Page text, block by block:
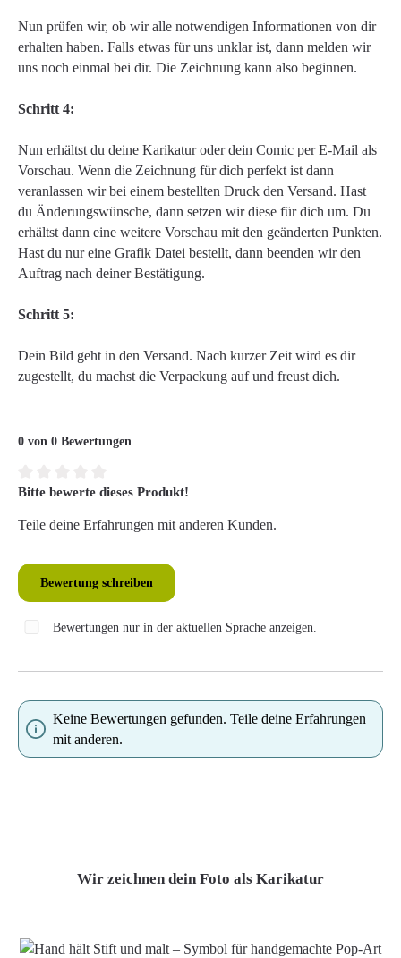
Nun prüfen wir, ob wir alle notwendigen Informationen von dir
erhalten haben. Falls etwas für uns unklar ist, dann melden wir
uns noch einmal bei dir. Die Zeichnung kann also beginnen.
Schritt 4:
Nun erhältst du deine Karikatur oder dein Comic per E-Mail als
Vorschau. Wenn die Zeichnung für dich perfekt ist dann
veranlassen wir bei einem bestellten Druck den Versand. Hast
du Änderungswünsche, dann setzen wir diese für dich um. Du
erhältst dann eine weitere Vorschau mit den geänderten Punkten.
Hast du nur eine Grafik Datei bestellt, dann beenden wir den
Auftrag nach deiner Bestätigung.
Schritt 5:
Dein Bild geht in den Versand. Nach kurzer Zeit wird es dir
zugestellt, du machst die Verpackung auf und freust dich.
0 von 0 Bewertungen
Durchschnittliche Bewertung von 0 von 5 Sternen
Bitte bewerte dieses Produkt!
Teile deine Erfahrungen mit anderen Kunden.
Bewertung schreiben
Bewertungen nur in der aktuellen Sprache anzeigen.
Keine Bewertungen gefunden. Teile deine Erfahrungen
mit anderen.
Wir zeichnen dein Foto als Karikatur